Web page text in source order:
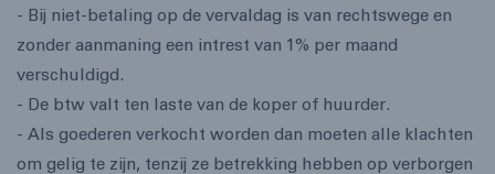
- Bij niet-betaling op de vervaldag is van rechtswege en
zonder aanmaning een intrest van 1% per maand
verschuldigd.
- De btw valt ten laste van de koper of huurder.
- Als goederen verkocht worden dan moeten alle klachten
om gelig te zijn, tenzij ze betrekking hebben op verborgen